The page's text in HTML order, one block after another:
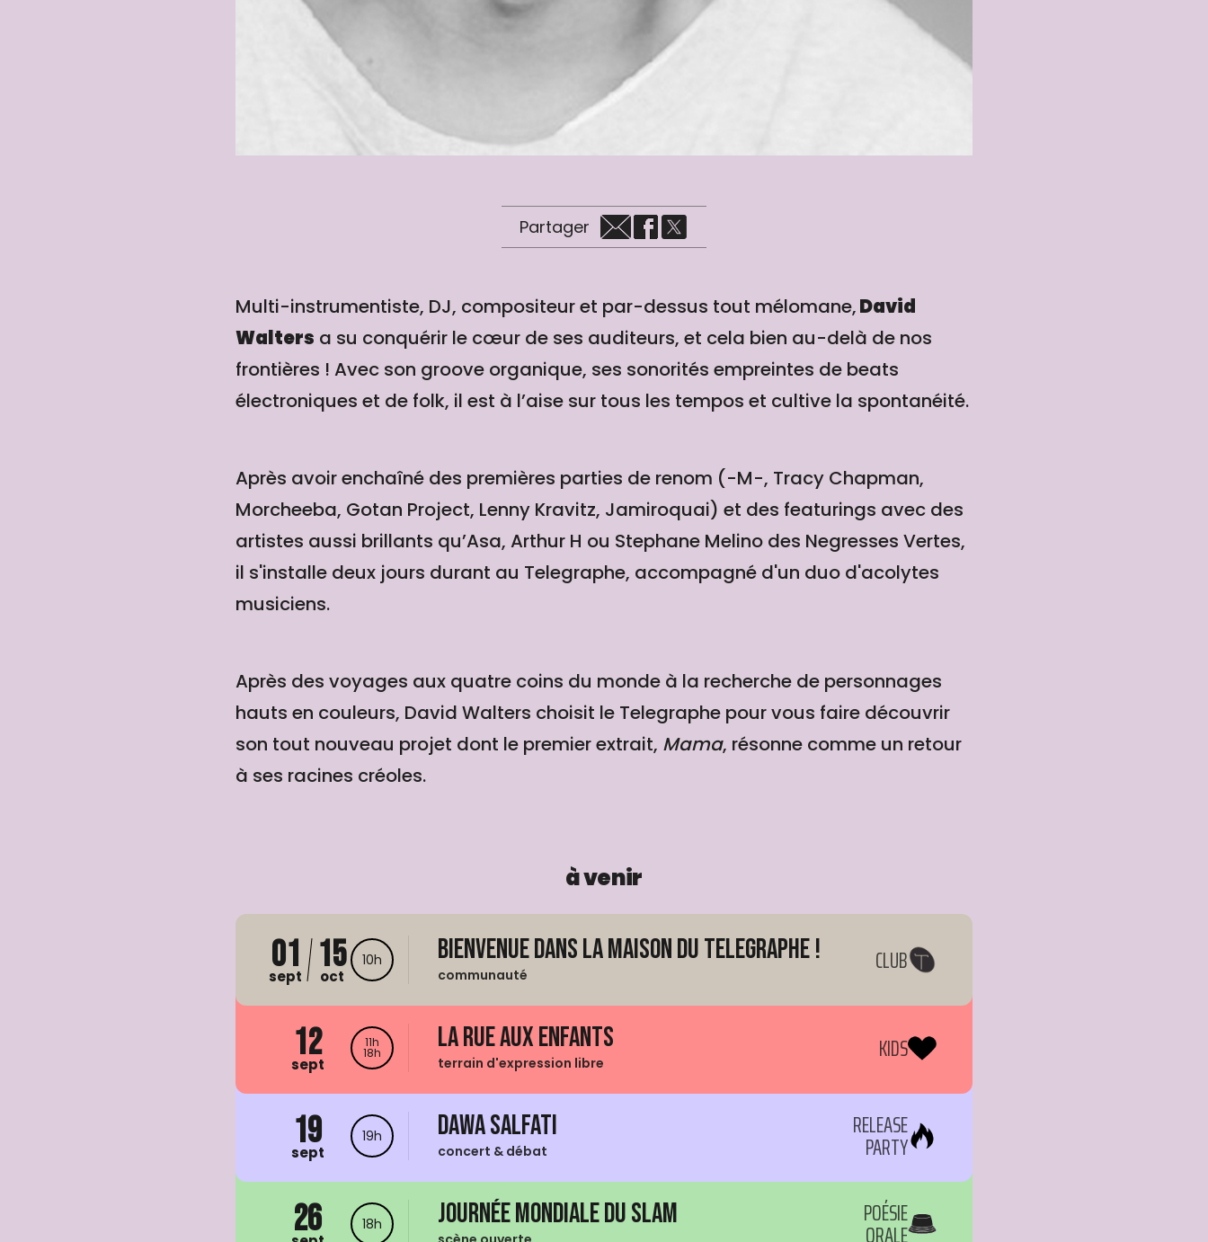
Partager
Multi-instrumentiste, DJ, compositeur et par-dessus tout mélomane,David
Walters a su conquérir le cœur de ses auditeurs, et cela bien au-delà de nos
frontières ! Avec son groove organique, ses sonorités empreintes de beats
électroniques et de folk, il est à l’aise sur tous les tempos et cultive la spontanéité.
Après avoir enchaîné des premières parties de renom (-M-, Tracy Chapman,
Morcheeba, Gotan Project, Lenny Kravitz, Jamiroquai) et des featurings avec des
artistes aussi brillants qu’Asa, Arthur H ou Stephane Melino des Negresses Vertes,
il s'installe deux jours durant au Telegraphe, accompagné d'un duo d'acolytes
musiciens.
Après des voyages aux quatre coins du monde à la recherche de personnages
hauts en couleurs, David Walters choisit le Telegraphe pour vous faire découvrir
son tout nouveau projet dont le premier extrait, Mama, résonne comme un retour
à ses racines créoles.
à venir
01
sept 15
oct
10h Bienvenue dans La Maison du Telegraphe !
communauté CLUB
12
sept
11h
18h La Rue aux enfants
terrain d'expression libre KIDS
19
sept
19h Dawa Salfati
concert & débat
RELEASE
PARTY
26 18h Journée mondiale du Slam POÉSIE